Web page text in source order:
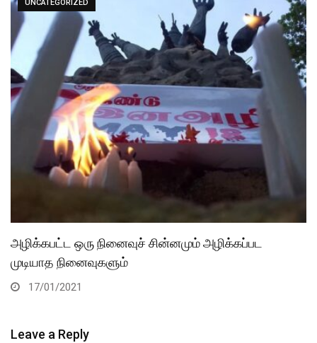
UNCATEGORIZED
அழிக்கபட்ட ஒரு நினைவுச் சின்னமும் அழிக்கப்பட
முடியாத நினைவுகளும்
17/01/2021
Leave a Reply